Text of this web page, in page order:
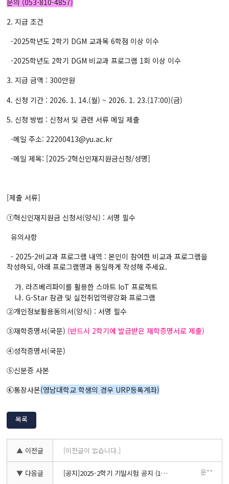
2. 지급 조건
-2025학년도 2학기 DGM 교과목 6학점 이상 이수
-2025학년도 2학기 DGM 비교과 프로그램 1회 이상 이수
3. 지급 금액 : 300만원
4. 신청 기간 : 2026. 1. 14.(월) ~ 2026. 1. 23.(17:00)(금)
5. 신청 방법 : 신청서 및 관련 서류 메일 제출
-메일 주소: 22200413@yu.ac.kr
-메일 제목: [2025-2혁신인재지원금신청/성명]
[제출 서류]
①혁신인재지원금 신청서(양식) : 서명 필수
유의사항
- 2025-2비교과 프로그램 내역 : 본인이 참여한 비교과 프로그램을
작성하되, 아래 프로그램명과 동일하게 작성해 주세요.
가. 라즈베리파이를 활용한 스마트 IoT 프로젝트
나. G-Star 참관 및 실전취업역량강화 프로그램
②개인정보활용동의서(양식) : 서명 필수
③재학증명서(국문) (반드시 2학기에 발급받은 재학증명서로 제출)
④성적증명서(국문)
⑤신분증 사본
⑥통장사본(영남대학교 학생의 경우 URP등록계좌)
목록
▲ 이전글 [이전글이 없습니다.]
▼ 다음글 [공지]2025-2학기 기말시험 공지 (11.27. 수정) 운**